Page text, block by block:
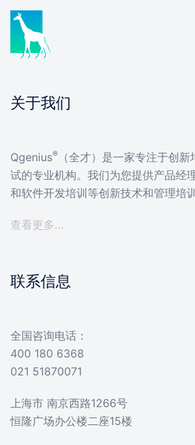
关于我们
Qgenius®
（全才）是一家专注于创
试的专业机构。我们为您提供产品经
和软件开发培训等创新技术和管理培训
查看更多…
联系信息
全国咨询电话：
400 180 6368
021 51870071
上海市 南京西路1266号
恒隆广场办公楼二座15楼